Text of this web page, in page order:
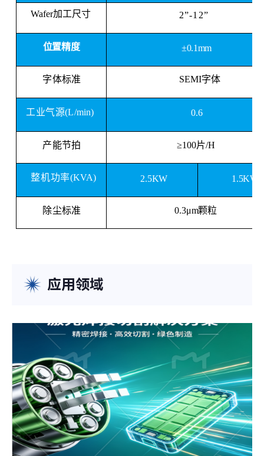
Wafer加工尺寸 2”-12”
位置精度 ±0.1mm
字体标准 SEMI字体
工业气源(L/min) 0.6
产能节拍 ≥100片/H
整机功率(KVA) 2.5KW 1.5KW
除尘标准 0.3μm颗粒
应用领域